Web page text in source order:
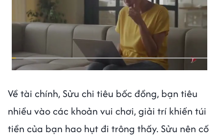
Về tài chính, Sửu chi tiêu bốc đồng, bạn tiêu
nhiều vào các khoản vui chơi, giải trí khiến túi
tiền của bạn hao hụt đi trông thấy. Sửu nên cố